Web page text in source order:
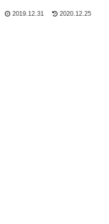
2019.12.31 2020.12.25